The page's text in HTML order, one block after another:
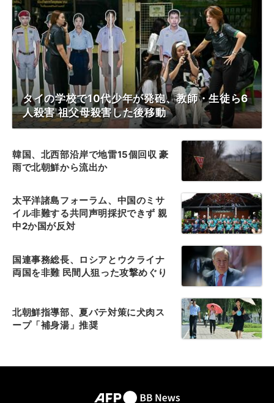
タイの学校で10代少年が発砲、教師・生徒ら6
人殺害 祖父母殺害した後移動
韓国、北西部沿岸で地雷15個回収 豪
雨で北朝鮮から流出か
太平洋諸島フォーラム、中国のミサ
イル非難する共同声明採択できず 親
中2か国が反対
国連事務総長、ロシアとウクライナ
両国を非難 民間人狙った攻撃めぐり
北朝鮮指導部、夏バテ対策に犬肉ス
ープ「補身湯」推奨